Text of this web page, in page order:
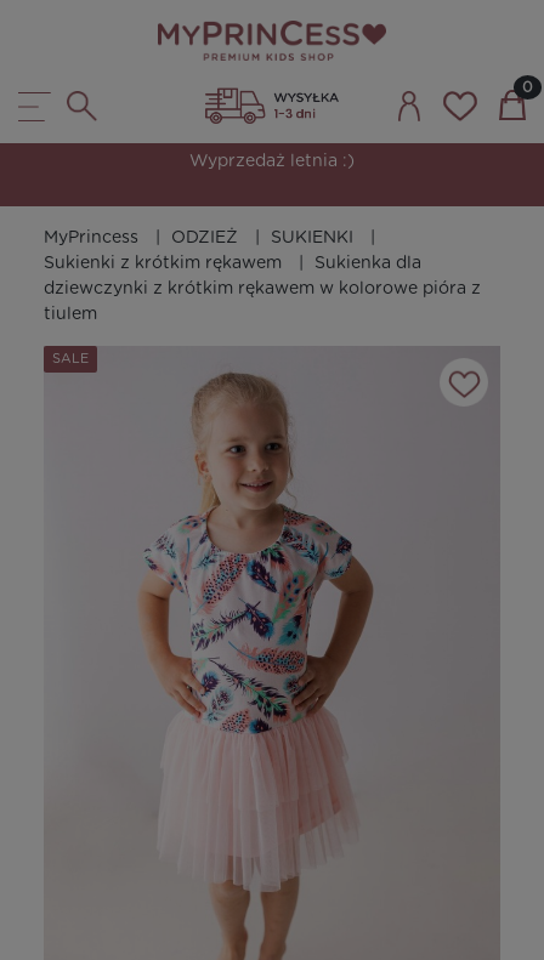
Wyprzedaż letnia :)
MyPrincess ODZIEŻ
SUKIENKI
Sukienki z krótkim rękawem
Sukienka dla
dziewczynki z krótkim rękawem w kolorowe pióra z
tiulem
SALE